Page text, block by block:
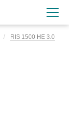
RIS 1500 HE 3.0